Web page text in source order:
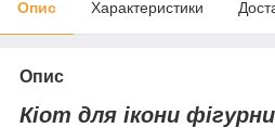
Опис Характеристики
Опис
Кіот для ікони